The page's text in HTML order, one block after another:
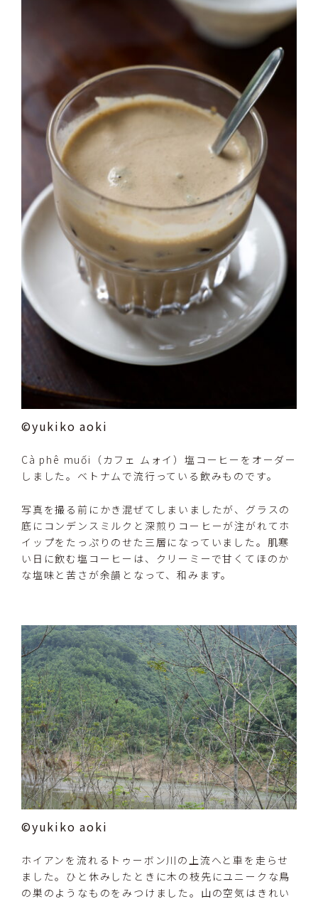
©yukiko aoki
Cà phê muối（カフェ ムォイ）塩コーヒーをオーダー
しました。ベトナムで流行っている飲みものです。
写真を撮る前にかき混ぜてしまいましたが、グラスの
底にコンデンスミルクと深煎りコーヒーが注がれてホ
イップをたっぷりのせた三層になっていました。肌寒
い日に飲む塩コーヒーは、クリーミーで甘くてほのか
な塩味と苦さが余韻となって、和みます。
©yukiko aoki
ホイアンを流れるトゥーボン川の上流へと車を走らせ
ました。ひと休みしたときに木の枝先にユニークな鳥
の巣のようなものをみつけました。山の空気はきれい